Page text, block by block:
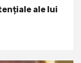
ale lui